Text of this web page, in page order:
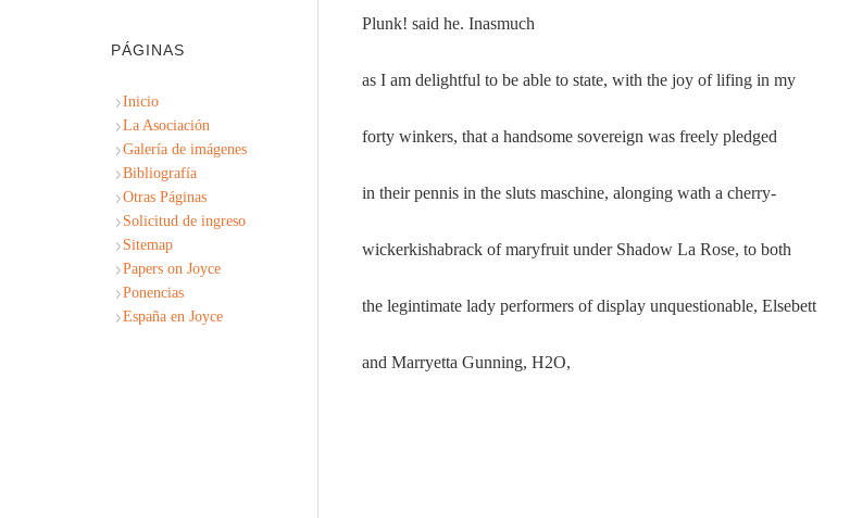
Plunk! said he. Inasmuch
as I am delightful to be able to state, with the joy of lifing in my
forty winkers, that a handsome sovereign was freely pledged
in their pennis in the sluts maschine, alonging wath a cherry-
wickerkishabrack of maryfruit under Shadow La Rose, to both
the legintimate lady performers of display unquestionable, Elsebett
and Marryetta Gunning, H2O,
PÁGINAS
Inicio
La Asociación
Galería de imágenes
Bibliografía
Otras Páginas
Solicitud de ingreso
Sitemap
Papers on Joyce
Ponencias
España en Joyce